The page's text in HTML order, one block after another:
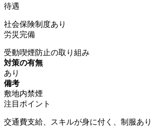
待遇
社会保険制度あり
労災完備
受動喫煙防止の取り組み
対策の有無
あり
備考
敷地内禁煙
注目ポイント
交通費支給、スキルが身に付く、制服あ